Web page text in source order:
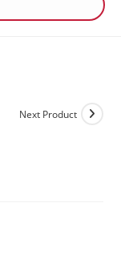
Next Product